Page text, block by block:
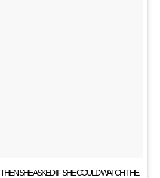
SHE ASKED IF SHE COULD WATCH THE